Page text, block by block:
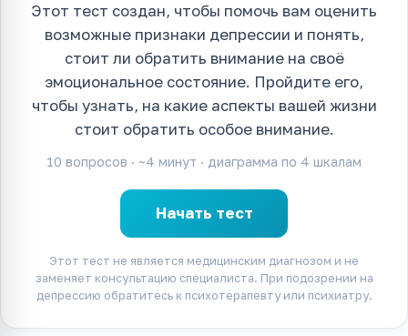
Этот тест создан, чтобы помочь вам оценить
возможные признаки депрессии и понять,
стоит ли обратить внимание на своё
эмоциональное состояние. Пройдите его,
чтобы узнать, на какие аспекты вашей жизни
стоит обратить особое внимание.
10 вопросов · ~4 минут · диаграмма по 4 шкалам
Начать тест
Этот тест не является медицинским диагнозом и не
заменяет консультацию специалиста. При подозрении на
депрессию обратитесь к психотерапевту или психиатру.